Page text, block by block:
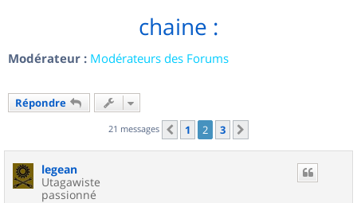
chaine :
Modérateur : Modérateurs des Forums
Répondre
21 messages Précédent
1 2 3
legean
Utagawiste
passionné